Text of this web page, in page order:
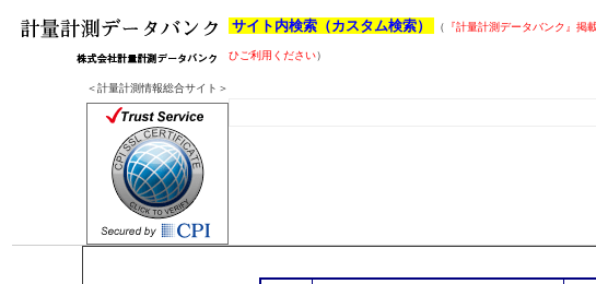
＜計量計測情報総合サイト＞
サイト内検索（カスタム検索） （ 『計量計測データバンク』掲
ひご利用ください）